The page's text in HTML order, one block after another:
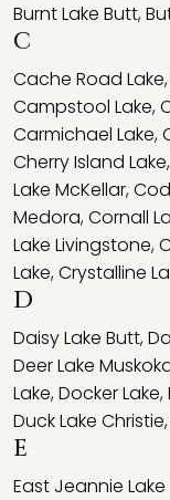
Burnt Lake Butt,
C
Cache Road Lake,
Campstool Lake,
Carmichael Lake,
Cherry Island Lake,
Lake McKellar,
Medora,Cornall
Lake Livingstone,
Lake,Crystalline
D
Daisy Lake Butt,
Deer Lake
Lake,Docker Lake,
Duck Lake Christie,
E
East Jeannie Lake